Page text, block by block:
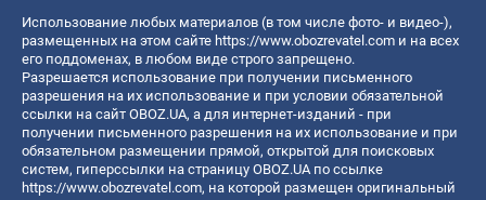
Использование любых материалов (в том числе фото- и видео-),
размещенных на этом сайте https://www.obozrevatel.com и на всех
его поддоменах, в любом виде строго запрещено.
Разрешается использование при получении письменного
разрешения на их использование и при условии обязательной
ссылки на сайт OBOZ.UA, а для интернет-изданий - при
получении письменного разрешения на их использование и при
обязательном размещении прямой, открытой для поисковых
систем, гиперссылки на страницу OBOZ.UA по ссылке
https://www.obozrevatel.com, на которой размещен оригинальный